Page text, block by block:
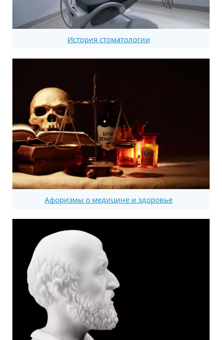
История стоматологии
Афоризмы о медицине и здоровье